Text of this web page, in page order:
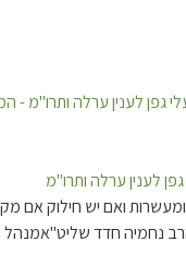
לענין ערלה ותרו"מ
ואם יש חילוק אם
נחמיה חדד